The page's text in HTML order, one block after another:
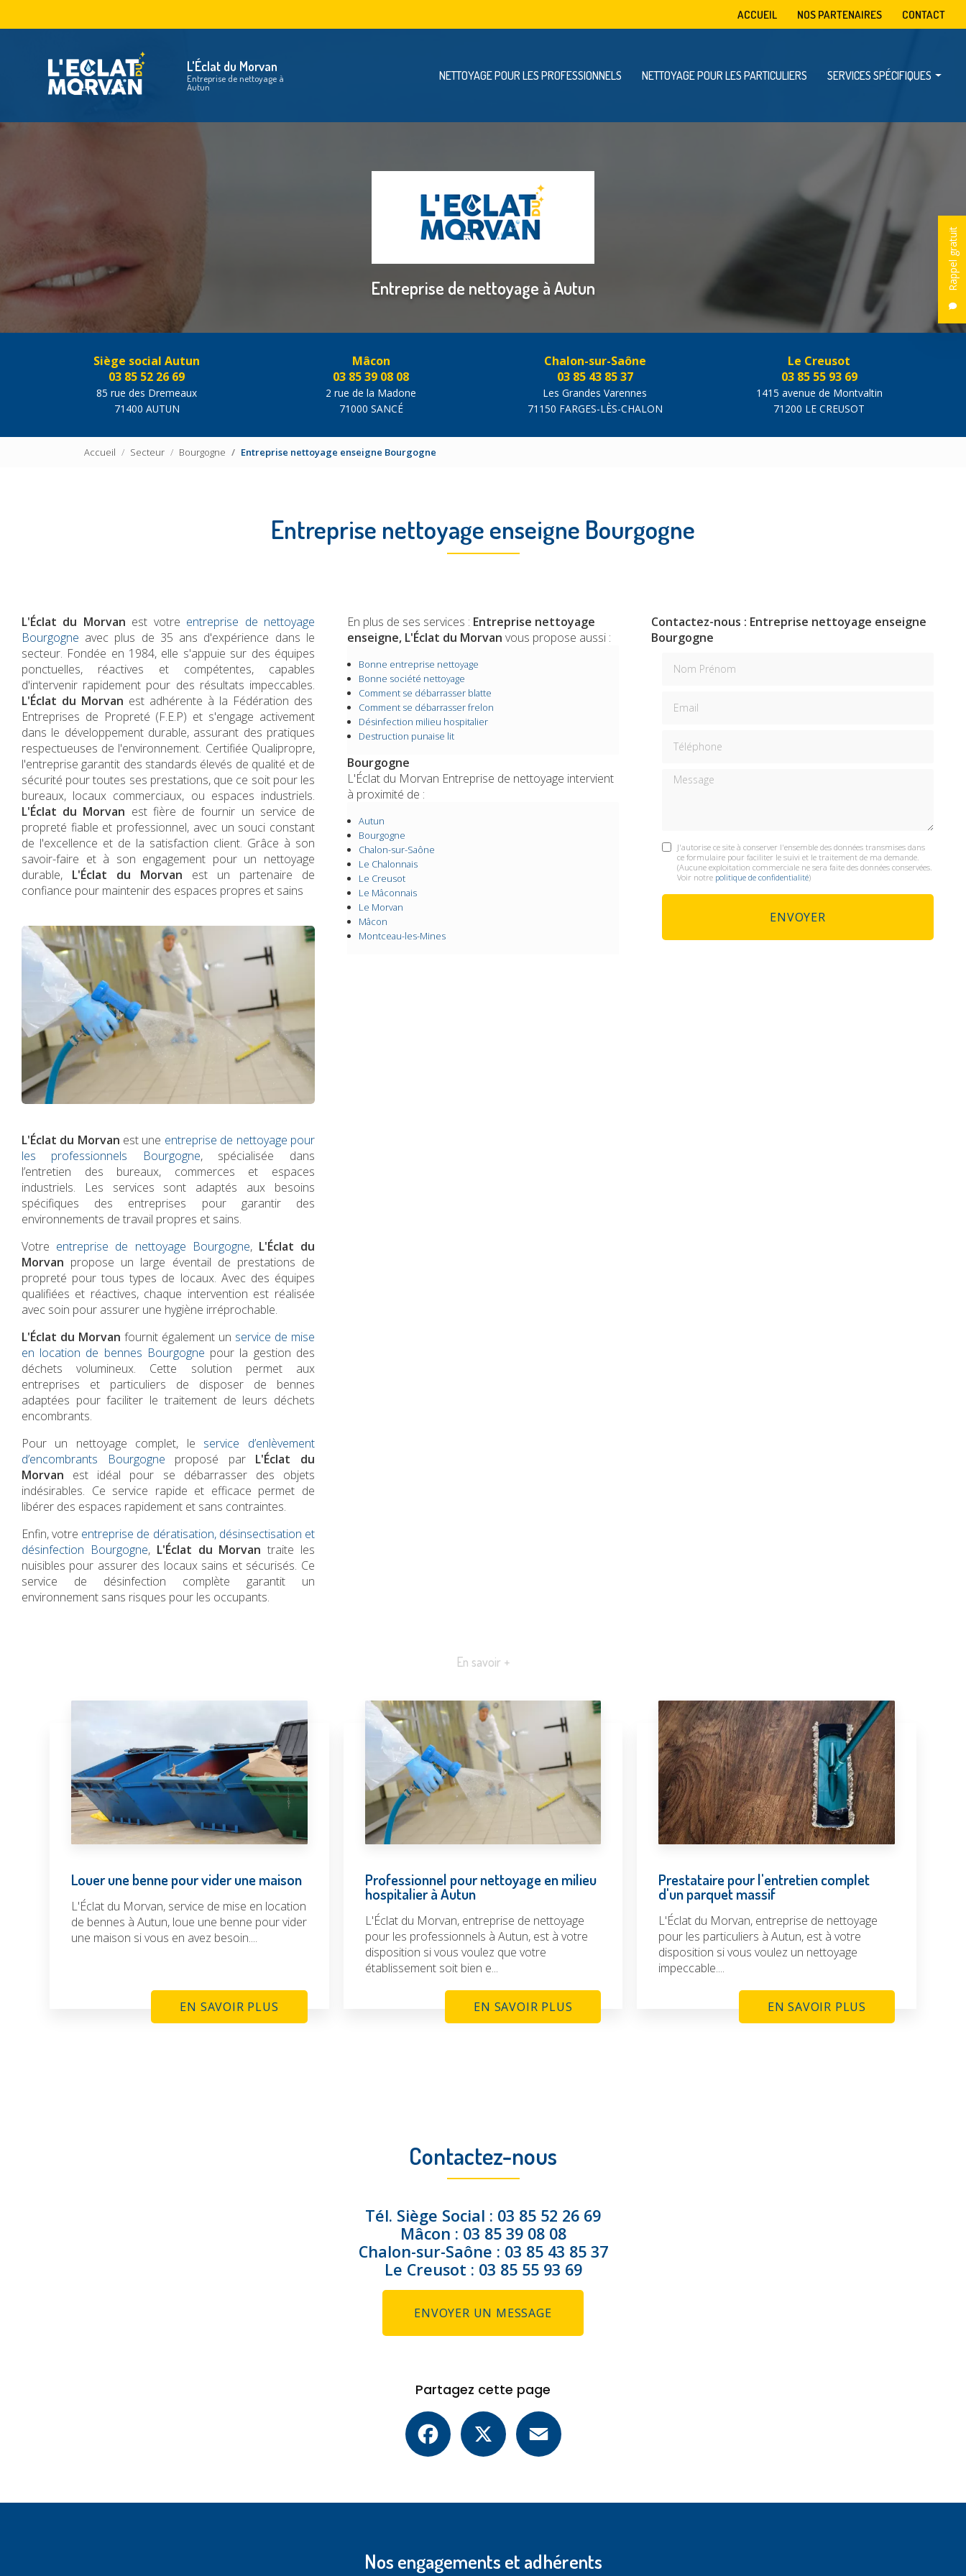
L'Éclat du Morvan
Entreprise de nettoyage à
Autun
Rappel gratuit
ACCUEIL NOS PARTENAIRES
CONTACT
NETTOYAGE POUR LES PROFESSIONNELS NETTOYAGE POUR LES PARTICULIERS SERVICES SPÉCIFIQUES
Entreprise de nettoyage à Autun
Siège social Autun
03 85 52 26 69
85 rue des Dremeaux
71400 AUTUN
Mâcon
03 85 39 08 08
2 rue de la Madone
71000 SANCÉ
Chalon-sur-Saône
03 85 43 85 37
Les Grandes Varennes
71150 FARGES-LÈS-CHALON
Le Creusot
03 85 55 93 69
1415 avenue de Montvaltin
71200 LE CREUSOT
Accueil Secteur Bourgogne Entreprise nettoyage enseigne Bourgogne
Entreprise nettoyage enseigne Bourgogne
L'Éclat du Morvan est votre entreprise de nettoyage
Bourgogne avec plus de 35 ans d'expérience dans le
secteur. Fondée en 1984, elle s'appuie sur des équipes
ponctuelles, réactives et compétentes, capables
d'intervenir rapidement pour des résultats impeccables.
L'Éclat du Morvan est adhérente à la Fédération des
Entreprises de Propreté (F.E.P) et s'engage activement
dans le développement durable, assurant des pratiques
respectueuses de l'environnement. Certifiée Qualipropre,
l'entreprise garantit des standards élevés de qualité et de
sécurité pour toutes ses prestations, que ce soit pour les
bureaux, locaux commerciaux, ou espaces industriels.
L'Éclat du Morvan est fière de fournir un service de
propreté fiable et professionnel, avec un souci constant
de l'excellence et de la satisfaction client. Grâce à son
savoir-faire et à son engagement pour un nettoyage
durable, L'Éclat du Morvan est un partenaire de
confiance pour maintenir des espaces propres et sains
L'Éclat du Morvan est une entreprise de nettoyage pour
les professionnels Bourgogne, spécialisée dans
l’entretien des bureaux, commerces et espaces
industriels. Les services sont adaptés aux besoins
spécifiques des entreprises pour garantir des
environnements de travail propres et sains.
Votre entreprise de nettoyage Bourgogne, L'Éclat du
Morvan propose un large éventail de prestations de
propreté pour tous types de locaux. Avec des équipes
qualifiées et réactives, chaque intervention est réalisée
avec soin pour assurer une hygiène irréprochable.
L'Éclat du Morvan fournit également un service de mise
en location de bennes Bourgogne pour la gestion des
déchets volumineux. Cette solution permet aux
entreprises et particuliers de disposer de bennes
adaptées pour faciliter le traitement de leurs déchets
encombrants.
Pour un nettoyage complet, le service d’enlèvement
d’encombrants Bourgogne proposé par L'Éclat du
Morvan est idéal pour se débarrasser des objets
indésirables. Ce service rapide et efficace permet de
libérer des espaces rapidement et sans contraintes.
Enfin, votre entreprise de dératisation, désinsectisation et
désinfection Bourgogne, L'Éclat du Morvan traite les
nuisibles pour assurer des locaux sains et sécurisés. Ce
service de désinfection complète garantit un
environnement sans risques pour les occupants.
En plus de ses services : Entreprise nettoyage
enseigne, L'Éclat du Morvan vous propose aussi :
Bonne entreprise nettoyage
Bonne société nettoyage
Comment se débarrasser blatte
Comment se débarrasser frelon
Désinfection milieu hospitalier
Destruction punaise lit
Bourgogne
L'Éclat du Morvan Entreprise de nettoyage intervient
à proximité de :
Autun
Bourgogne
Chalon-sur-Saône
Le Chalonnais
Le Creusot
Le Mâconnais
Le Morvan
Mâcon
Montceau-les-Mines
Contactez-nous : Entreprise nettoyage enseigne
Bourgogne
Message
J'autorise ce site à conserver l'ensemble des données transmises dans
ce formulaire pour faciliter le suivi et le traitement de ma demande.
(Aucune exploitation commerciale ne sera faite des données conservées.
Voir notre politique de confidentialité)
En savoir +
Louer une benne pour vider une maison
L'Éclat du Morvan, service de mise en location
de bennes à Autun, loue une benne pour vider
une maison si vous en avez besoin....
EN SAVOIR PLUS
Professionnel pour nettoyage en milieu
hospitalier à Autun
L'Éclat du Morvan, entreprise de nettoyage
pour les professionnels à Autun, est à votre
disposition si vous voulez que votre
établissement soit bien e...
EN SAVOIR PLUS
Prestataire pour l'entretien complet
d'un parquet massif
L'Éclat du Morvan, entreprise de nettoyage
pour les particuliers à Autun, est à votre
disposition si vous voulez un nettoyage
impeccable....
EN SAVOIR PLUS
Contactez-nous
Tél. Siège Social : 03 85 52 26 69
Mâcon : 03 85 39 08 08
Chalon-sur-Saône : 03 85 43 85 37
Le Creusot : 03 85 55 93 69
ENVOYER UN MESSAGE
Partagez cette page
Facebook
Nos engagements et adhérents